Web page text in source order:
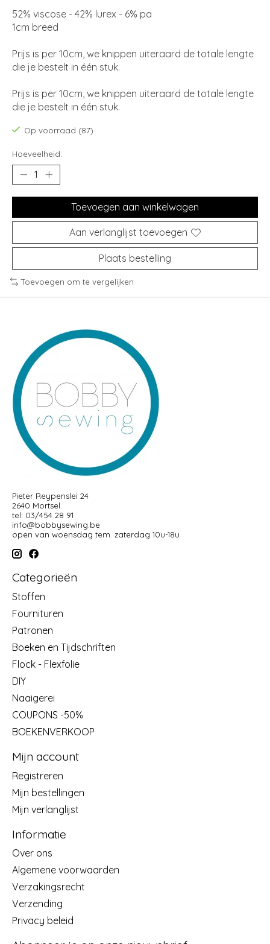
52% viscose - 42% lurex - 6% pa
1cm breed
Prijs is per 10cm, we knippen uiteraard de totale lengte
die je bestelt in één stuk.
Prijs is per 10cm, we knippen uiteraard de totale lengte
die je bestelt in één stuk.
Op voorraad (87)
Hoeveelheid:
Toevoegen aan winkelwagen
Aan verlanglijst toevoegen
Plaats bestelling
Toevoegen om te vergelijken
Pieter Reypenslei 24
2640 Mortsel
tel: 03/454 28 91
info@bobbysewing.be
open van woensdag tem. zaterdag 10u-18u
Categorieën
Stoffen
Fournituren
Patronen
Boeken en Tijdschriften
Flock - Flexfolie
DIY
Naaigerei
COUPONS -50%
BOEKENVERKOOP
Mijn account
Registreren
Mijn bestellingen
Mijn verlanglijst
Informatie
Over ons
Algemene voorwaarden
Verzakingsrecht
Verzending
Privacy beleid